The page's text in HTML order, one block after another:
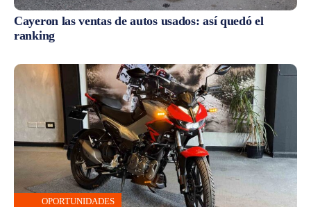
Cayeron las ventas de autos usados: así quedó el
ranking
OPORTUNIDADES